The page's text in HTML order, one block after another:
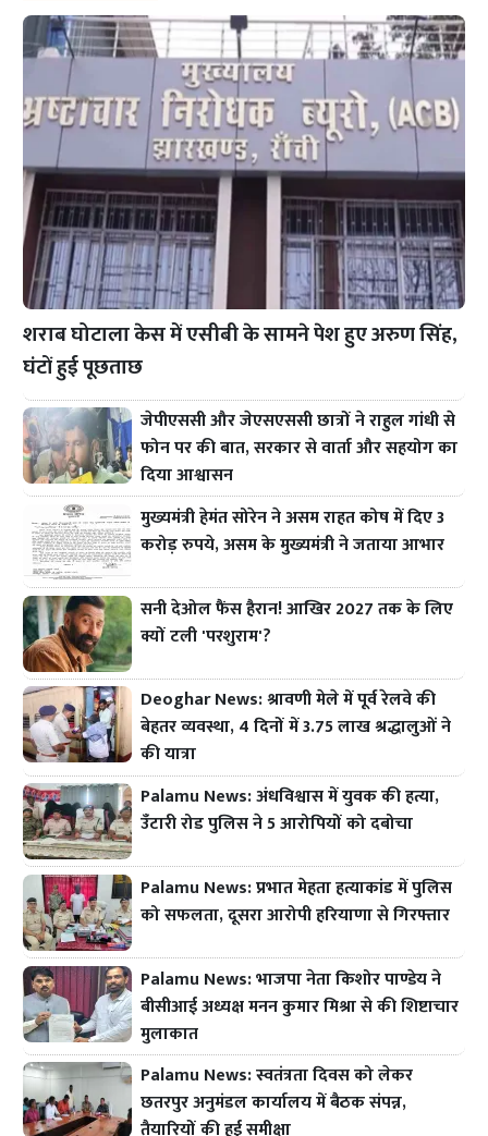
शराब घोटाला केस में एसीबी के सामने पेश हुए अरुण सिंह,
घंटों हुई पूछताछ
जेपीएससी और जेएसएससी छात्रों ने राहुल गांधी से
फोन पर की बात, सरकार से वार्ता और सहयोग का
दिया आश्वासन
मुख्यमंत्री हेमंत सोरेन ने असम राहत कोष में दिए 3
करोड़ रुपये, असम के मुख्यमंत्री ने जताया आभार
सनी देओल फैंस हैरान! आखिर 2027 तक के लिए
क्यों टली 'परशुराम'?
Deoghar News: श्रावणी मेले में पूर्व रेलवे की
बेहतर व्यवस्था, 4 दिनों में 3.75 लाख श्रद्धालुओं ने
की यात्रा
Palamu News: अंधविश्वास में युवक की हत्या,
उँटारी रोड पुलिस ने 5 आरोपियों को दबोचा
Palamu News: प्रभात मेहता हत्याकांड में पुलिस
को सफलता, दूसरा आरोपी हरियाणा से गिरफ्तार
Palamu News: भाजपा नेता किशोर पाण्डेय ने
बीसीआई अध्यक्ष मनन कुमार मिश्रा से की शिष्टाचार
मुलाकात
Palamu News: स्वतंत्रता दिवस को लेकर
छतरपुर अनुमंडल कार्यालय में बैठक संपन्न,